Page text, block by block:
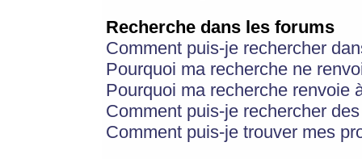
Recherche dans les forums
Comment puis-je rechercher
Pourquoi ma recherche ne
Pourquoi ma recherche renvoie
Comment puis-je rechercher
Comment puis-je trouver mes